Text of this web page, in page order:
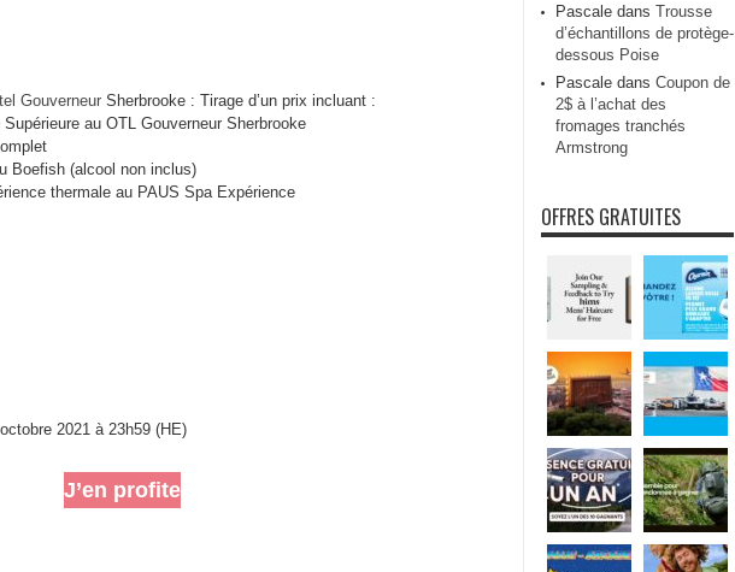
Gouverneur Sherbrooke : Tirage d’un prix incluant :
au OTL Gouverneur Sherbrooke
Boefish (alcool non inclus)
thermale au PAUS Spa Expérience
2021 à 23h59 (HE)
J’en profite
Pascale dans Trousse
d’échantillons de protège-
dessous Poise
Pascale dans Coupon de
2$ à l’achat des
fromages tranchés
Armstrong
OFFRES GRATUITES